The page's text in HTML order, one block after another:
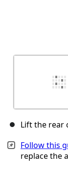
Lift the rear
Follow this
replace the